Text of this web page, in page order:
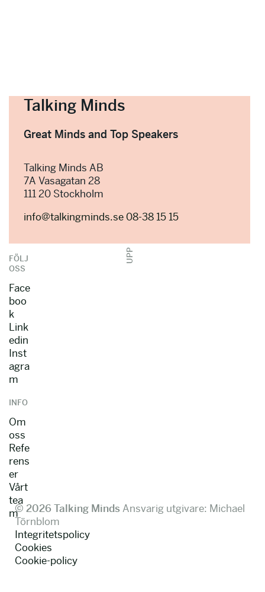
Talking Minds
Great Minds and Top Speakers
Talking Minds AB
7A Vasagatan 28
111 20 Stockholm
info@talkingminds.se08-38 15 15
UPP
FÖLJ
OSS
Face
boo
k
Link
edin
Inst
agra
m
INFO
Om
oss
Refe
rens
er
Vårt
tea
m© 2026 Talking MindsAnsvarig utgivare: Michael
Törnblom
Integritetspolicy
Cookies
Cookie-policy